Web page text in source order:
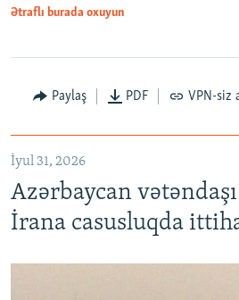
Ətraflı burada oxuyun
Paylaş PDF VPN-siz
İyul 31, 2026
Azərbaycan
İrana casusluqda